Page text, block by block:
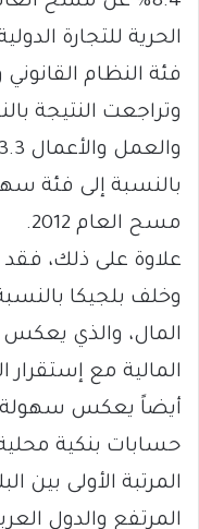
وتراجعت النتيجة
مسح العام 2012.
علاوة على ذلك،
وخلف بلجيكا
المال، والذي
المالية مع
أيضاً يعكس سهولة
حسابات بنكية
المرتبة الأولى بين
المرتفع والدول